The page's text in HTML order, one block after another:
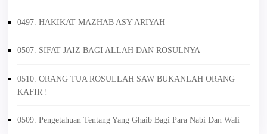
0497. HAKIKAT MAZHAB ASY'ARIYAH
0507. SIFAT JAIZ BAGI ALLAH DAN ROSULNYA
0510. ORANG TUA ROSULLAH SAW BUKANLAH ORANG
KAFIR !
0509. Pengetahuan Tentang Yang Ghaib Bagi Para Nabi Dan Wali